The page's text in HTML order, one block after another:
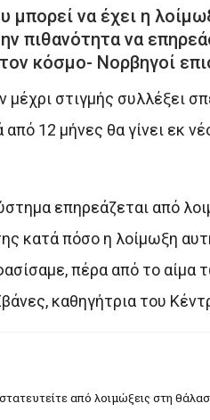
μπορεί να έχει η
πιθανότητα να
κόσμο- Νορβηγοί
μέχρι στιγμής συλλέξει
12 μήνες θα γίνει εκ
επηρεάζεται από
κατά πόσο η λοίμωξη
πέρα από το
καθηγήτρια του
από λοιμώξεις στη